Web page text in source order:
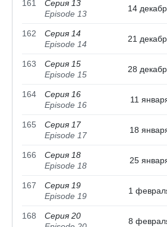
161
Серия 13
Episode 13
14
162
Серия 14
Episode 14
21
163
Серия 15
Episode 15
28
164
Серия 16
Episode 16
11
165
Серия 17
Episode 17
18
166
Серия 18
Episode 18
25
167
Серия 19
Episode 19
1
168
Серия 20
8